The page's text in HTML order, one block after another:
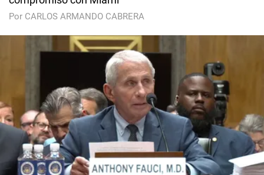
Por CARLOS ARMANDO CABRERA